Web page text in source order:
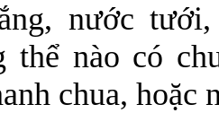
nước
thể nào có
chua, hoặc